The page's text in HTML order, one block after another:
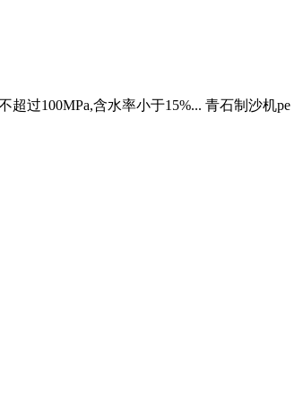
过100MPa,含水率小于15%... 青石制沙机pe